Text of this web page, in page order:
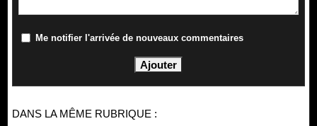
Me notifier l'arrivée de nouveaux commentaires
DANS LA MÊME RUBRIQUE :